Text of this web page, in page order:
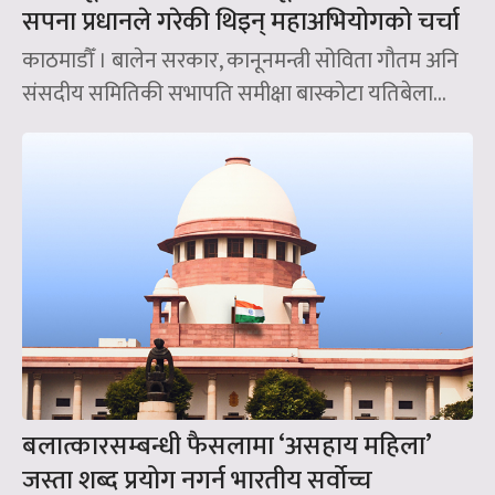
सपना प्रधानले गरेकी थिइन् महाअभियोगको चर्चा
काठमाडौँ । बालेन सरकार, कानूनमन्त्री सोविता गौतम अनि
संसदीय समितिकी सभापति समीक्षा बास्कोटा यतिबेला...
बलात्कारसम्बन्धी फैसलामा ‘असहाय महिला’
जस्ता शब्द प्रयोग नगर्न भारतीय सर्वोच्च